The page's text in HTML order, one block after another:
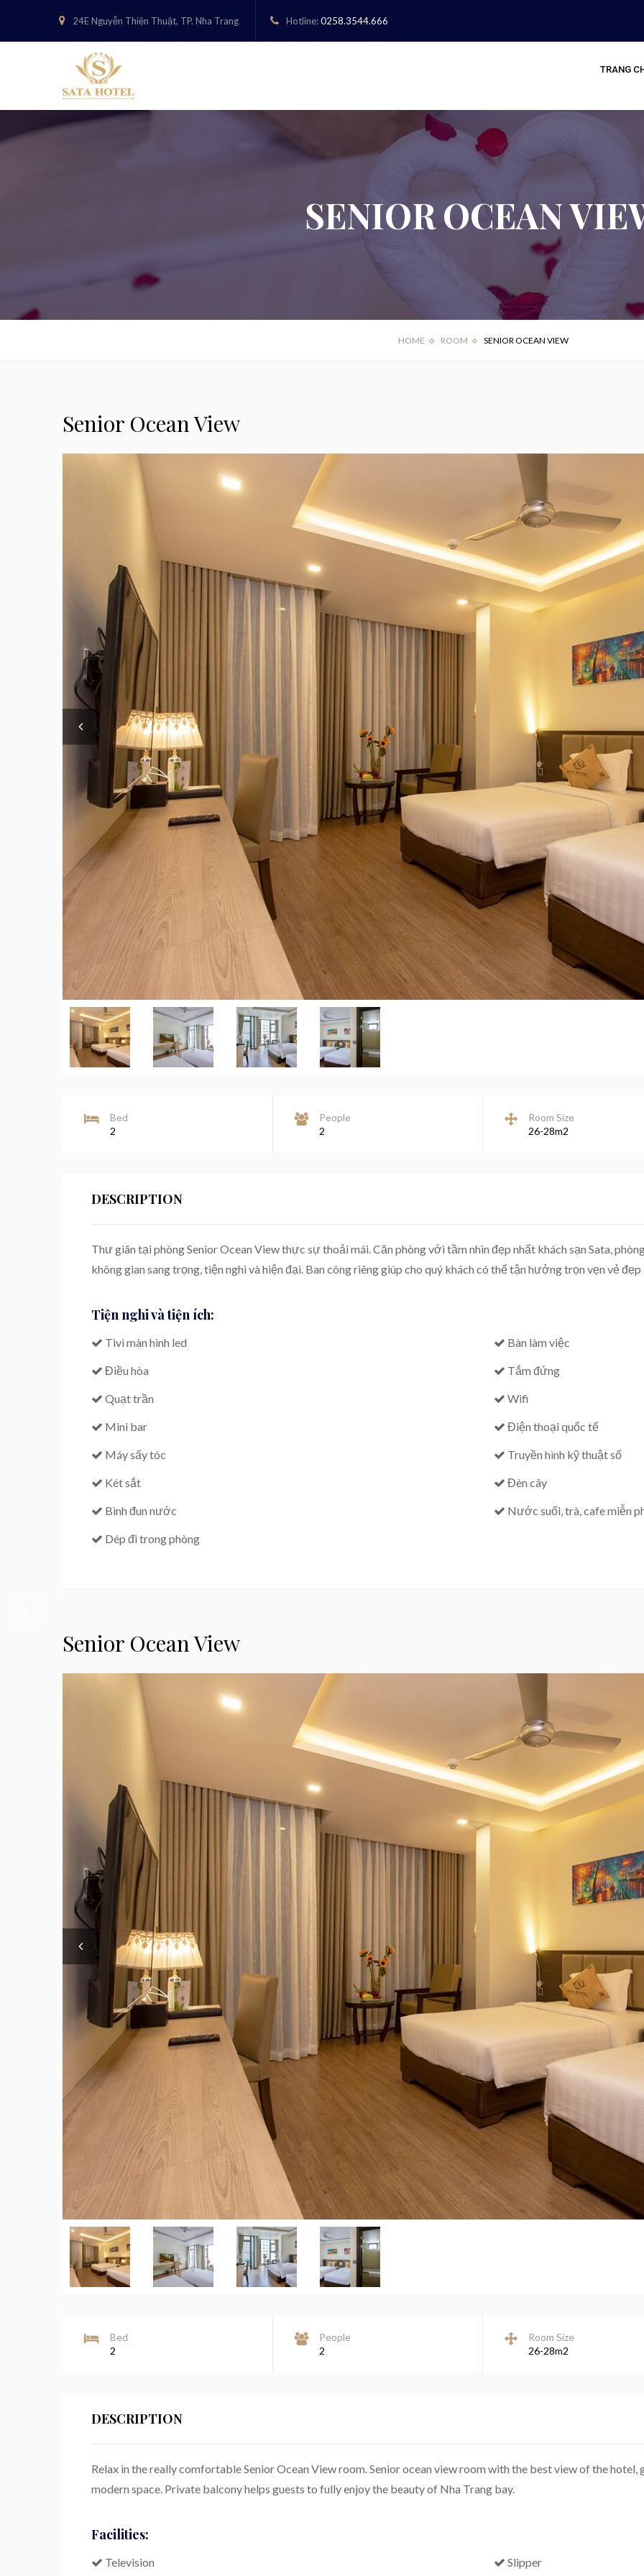
24E Nguyễn Thiện Thuật, TP. Nha Trang Hotline:0258.3544.666
TRANG
SENIOR OCEAN
HOME ROOM SENIOR OCEAN VIEW
Senior Ocean View
Bed
2
People
2
Room Size
26-28m2
DESCRIPTION
Thư giãn tại phòng Senior Ocean View thực sự thoải mái. Căn phòng với tầm nhìn đẹp nhất khách sạn Sata,
không gian sang trọng, tiện nghi và hiện đại. Ban công riêng giúp cho quý khách có thể tận hưởng trọn vẹn vẻ
Tiện nghi và tiện ích:
Tivi màn hình led
Điều hòa
Quạt trần
Mini bar
Máy sấy tóc
Két sắt
Bình đun nước
Dép đi trong phòng
Bàn làm việc
Tắm đứng
Wifi
Điện thoại quốc tế
Truyền hình kỹ thuật số
Đèn cây
Nước suối, trà, cafe miễn
Senior Ocean View
Bed
2
People
2
Room Size
26-28m2
DESCRIPTION
Relax in the really comfortable Senior Ocean View room. Senior ocean view room with the best view of the
modern space. Private balcony helps guests to fully enjoy the beauty of Nha Trang bay.
Facilities:
Television Slipper